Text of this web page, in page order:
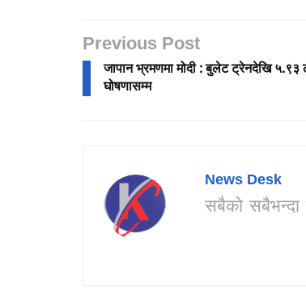
Previous Post
जापान भ्रमणमा मोदी : बुलेट ट्रेनदेखि
घोषणासम्म
News Desk
सबैको